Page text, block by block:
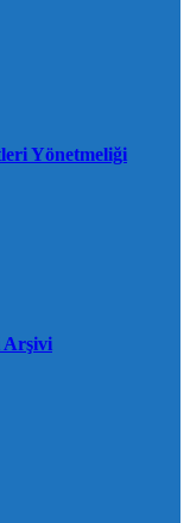
Yönetmeliği
Arşivi